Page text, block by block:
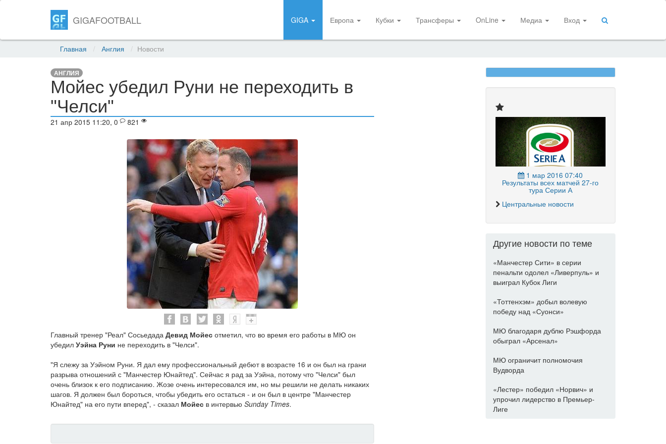
GIGAFOOTBALL GIGA Европа Кубки Трансферы OnLine Медиа Вход
Главная Англия Новости
АНГЛИЯ
Мойес убедил Руни не переходить в
"Челси"
21 апр 2015 11:20, 0 821
Главный тренер "Реал" Сосьедада Девид Мойес отметил, что во время его работы в МЮ он
убедил Уэйна Руни не переходить в "Челси".
"Я слежу за Уэйном Руни. Я дал ему профессиональный дебют в возрасте 16 и он был на грани
разрыва отношений с "Манчестер Юнайтед". Сейчас я рад за Уэйна, потому что "Челси" был
очень близок к его подписанию. Жозе очень интересовался им, но мы решили не делать никаких
шагов. Я должен был бороться, чтобы убедить его остаться - и он был в центре "Манчестер
Юнайтед" на его пути вперед", - сказал Мойес в интервью Sunday Times.
1 мар 2016 07:40
Результаты всех матчей 27-го
тура Серии А
Центральные новости
Другие новости по теме
«Манчестер Сити» в серии
пенальти одолел «Ливерпуль» и
выиграл Кубок Лиги
«Тоттенхэм» добыл волевую
победу над «Суонси»
МЮ благодаря дублю Рэшфорда
обыграл «Арсенал»
МЮ ограничит полномочия
Вудворда
«Лестер» победил «Норвич» и
упрочил лидерство в Премьер-
Лиге